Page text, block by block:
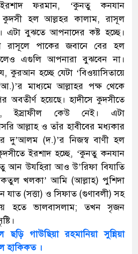
ফরমান, ‘কুনতু কনযান
কুদসী হল আল্লহর কালাম, রাসূল
এটা বুঝতে আপনাদের কষ্ট হচ্ছে।
রাসূলে পাকের জবানে বের হল
এগুলি আপনারা বুঝবেন না।
হচ্ছে যেটা ‘বিওয়াসিতায়ে
(আ.)’র মাধ্যমে আল্লাহর পক্ষ থেকে
অবতীর্ণ হয়েছে। হাদীসে কুদসীতে
ইস্রাফীল কেউ নেই। এটা
আল্লাহ ও তাঁর হাবীবের মধ্যকার
দু’আলম (দ.)’র নিজস্ব বাণী হল
ইরশাদ হচ্ছে, ‘কুনতু কনযান
আন উযহিরা আও উ’রিফা বিযাতি
খলকা’ আমি (আল্লাহ) পুশিদা
যাত (সত্তা) ও সিফাত (গুণাবলী) সহ
হতে ভালবাসলাম; তখন সৃজন
ছড়ি গাউছিয়া রহমানিয়া সুন্নিয়া
হাকিকত ।